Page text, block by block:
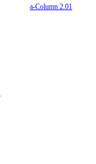
a-Column 2.01